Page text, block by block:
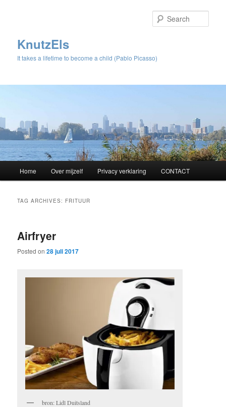
KnutzEls
It takes a lifetime to become a child (Pablo Picasso)
Skip
content
Skip
content
Home Over mijzelf Privacy verklaring CONTACT
TAG ARCHIVES: FRITUUR
Airfryer
Posted on28 juli 2017
bron: Lidl Duitsland